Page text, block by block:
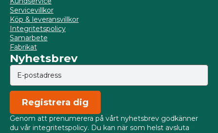
Servicevillkor
Köp & leveransvillkor
Integritetspolicy
Samarbete
Fabrikat
Nyhetsbrev
Registrera dig
Genom att prenumerera på vårt nyhetsbrev godkänner
du vår integritetspolicy. Du kan när som helst avsluta